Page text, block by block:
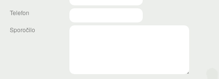
Telefon
Sporočilo